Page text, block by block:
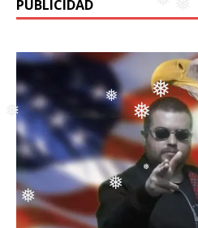
❅❅
❅
❅
❅
❅
❅
PUBLICIDAD